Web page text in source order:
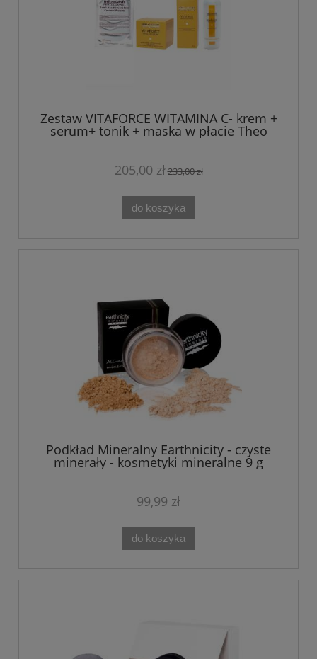
Zestaw VITAFORCE WITAMINA C- krem +
serum+ tonik + maska w płacie Theo
205,00 zł233,00 zł
do koszyka
Podkład Mineralny Earthnicity - czyste
minerały - kosmetyki mineralne 9 g
99,99 zł
do koszyka